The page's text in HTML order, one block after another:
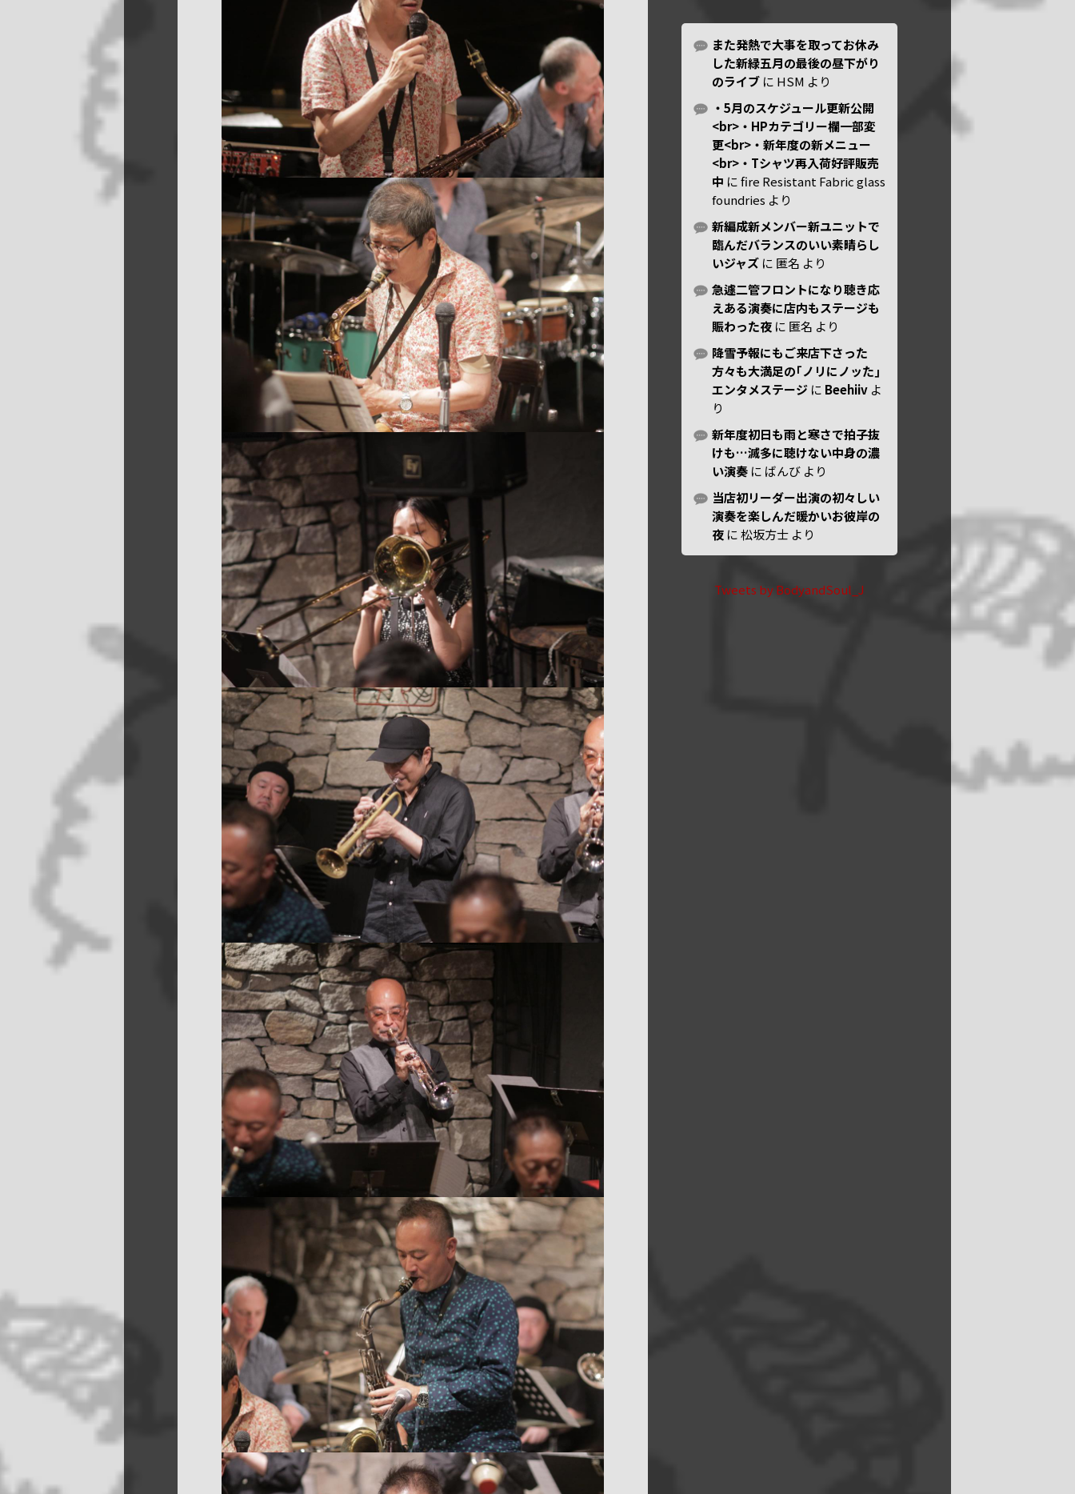
また発熱で大事を取ってお休み
した新緑五月の最後の昼下がり
のライブ に HSM より
・5月のスケジュール更新公開
<br>・HPカテゴリー欄一部変
更<br>・新年度の新メニュー
<br>・Tシャツ再入荷好評販売
中 にfire Resistant Fabric glass
foundries より
新編成新メンバー新ユニットで
臨んだバランスのいい素晴らし
いジャズ に 匿名 より
急遽二管フロントになり聴き応
えある演奏に店内もステージも
賑わった夜 に 匿名 より
降雪予報にもご来店下さった
方々も大満足の｢ノリにノッた｣
エンタメステージ に Beehiiv よ
り
新年度初日も雨と寒さで拍子抜
けも…滅多に聴けない中身の濃
い演奏 に ばんび より
当店初リーダー出演の初々しい
演奏を楽しんだ暖かいお彼岸の
夜 に松坂方士 より
Tweets by BodyandSoul_J